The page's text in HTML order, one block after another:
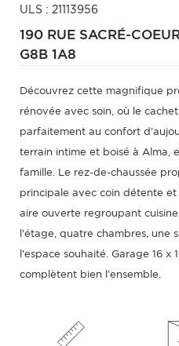
ULS : 21113956
190 RUE SACRÉ-
G8B 1A8
Découvrez cette magnifique
rénovée avec soin, où le
parfaitement au confort
terrain intime et boisé à Alma,
famille. Le rez-de-chaussée
principale avec coin détente
aire ouverte regroupant
l'étage, quatre chambres, une
l'espace souhaité. Garage 16
complètent bien l'ensemble.